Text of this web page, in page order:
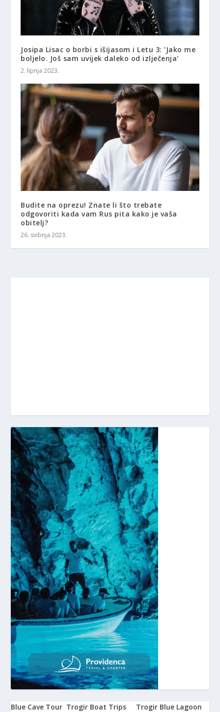
Josipa Lisac o borbi s išijasom i Letu 3: 'Jako me
boljelo. Još sam uvijek daleko od izlječenja'
2. lipnja 2023.
Budite na oprezu! Znate li što trebate
odgovoriti kada vam Rus pita kako je vaša
obitelj?
26. svibnja 2023.
Blue Cave Tour Trogir Boat Trips Trogir Blue Lagoon